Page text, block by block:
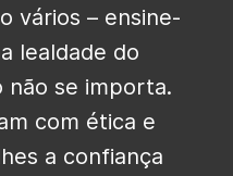
vários – ensine-
lealdade do
não se importa.
com ética e
a confiança